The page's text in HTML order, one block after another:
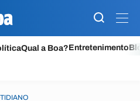
Qual a Boa?Entretenimento